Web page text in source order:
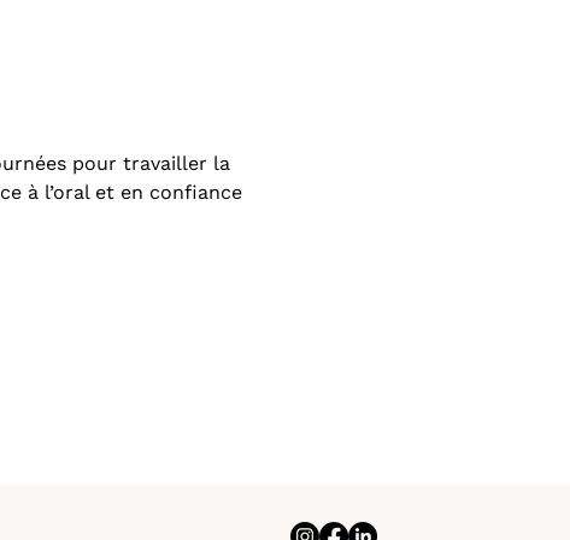
pour travailler la
à l’oral et en confiance